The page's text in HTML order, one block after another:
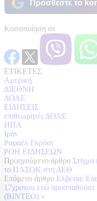
Προσθέστε το
Κοινοποίηση σε
ΕΤΙΚΕΤΕΣ
Αμερική
ΔΙΕΘΝΗ
ΔΟΑΕ
ΕΙΔΗΣΕΙΣ
επιθεωρητές ΔΟΑΕ
ΗΠΑ
Ιράν
Ραφαέλ Γκρόσι
ΡΟΗ ΕΙΔΗΣΕΩΝ
Προηγούμενο άρθρο Στίγμα
το ΠΑΣΟΚ στη ΔΕΘ
Επόμενο άρθρο Ελβετία:
17χρονου ενώ προσπαθούσε
(ΒΙΝΤΕΟ) »